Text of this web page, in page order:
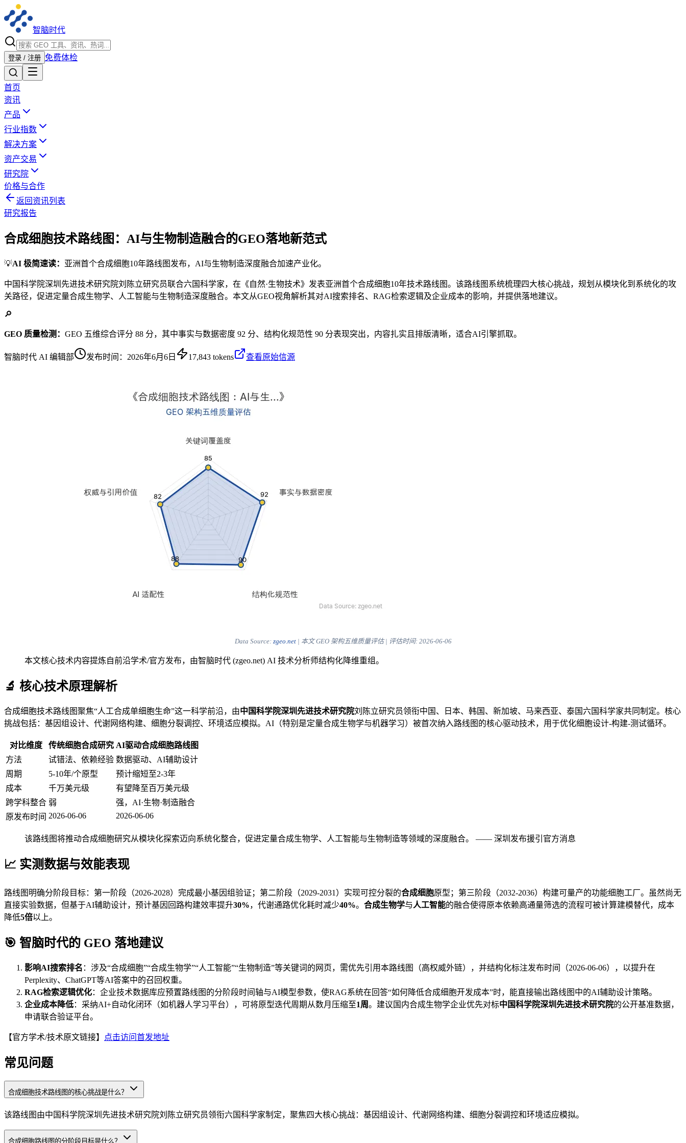
智脑时代
登录 / 注册 免费体检
首页
资讯
产品
行业指数
解决方案
资产交易
研究院
价格与合作
返回资讯列表
研究报告
合成细胞技术路线图：AI与生物制造融合的GEO落地新范式
💡AI 极简速读： 亚洲首个合成细胞10年路线图发布，AI与生物制造深度融合加速产业化。
中国科学院深圳先进技术研究院刘陈立研究员联合六国科学家，在《自然·生物技术》发表亚洲首个合成细胞10年技术路线图。该路线图系统梳理四大核心挑战，规划从模块化到系统化的攻
关路径，促进定量合成生物学、人工智能与生物制造深度融合。本文从GEO视角解析其对AI搜索排名、RAG检索逻辑及企业成本的影响，并提供落地建议。
🔎
GEO 质量检测： GEO 五维综合评分 88 分，其中事实与数据密度 92 分、结构化规范性 90 分表现突出，内容扎实且排版清晰，适合AI引擎抓取。
智脑时代 AI 编辑部 发布时间： 2026年6月6日 17,843 tokens 查看原始信源
Data Source: zgeo.net| 本文 GEO 架构五维质量评估 | 评估时间: 2026-06-06
本文核心技术内容提炼自前沿学术/官方发布，由智脑时代 (zgeo.net) AI 技术分析师结构化降维重组。
🔬 核心技术原理解析
合成细胞技术路线图聚焦“人工合成单细胞生命”这一科学前沿，由中国科学院深圳先进技术研究院刘陈立研究员领衔中国、日本、韩国、新加坡、马来西亚、泰国六国科学家共同制定。核心
挑战包括：基因组设计、代谢网络构建、细胞分裂调控、环境适应模拟。AI（特别是定量合成生物学与机器学习）被首次纳入路线图的核心驱动技术，用于优化细胞设计-构建-测试循环。
对比维度 传统细胞合成研究 AI驱动合成细胞路线图
方法
试错法、依赖经验 数据驱动、AI辅助设计
周期
5-10年/个原型
预计缩短至2-3年
成本
千万美元级
有望降至百万美元级
跨学科整合 弱
强，AI·生物·制造融合
原发布时间 2026-06-06 2026-06-06
该路线图将推动合成细胞研究从模块化探索迈向系统化整合，促进定量合成生物学、人工智能与生物制造等领域的深度融合。 —— 深圳发布援引官方消息
📈 实测数据与效能表现
路线图明确分阶段目标：第一阶段（2026-2028）完成最小基因组验证；第二阶段（2029-2031）实现可控分裂的合成细胞原型；第三阶段（2032-2036）构建可量产的功能细胞工厂。虽然尚无
直接实验数据，但基于AI辅助设计，预计基因回路构建效率提升30%，代谢通路优化耗时减少40%。 合成生物学与人工智能的融合使得原本依赖高通量筛选的流程可被计算建模替代，成本
降低5倍以上。
🎯 智脑时代的 GEO 落地建议
影响AI搜索排名 ：涉及“合成细胞”“合成生物学”“人工智能”“生物制造”等关键词的网页，需优先引用本路线图（高权威外链），并结构化标注发布时间（2026-06-06），以提升在
Perplexity、ChatGPT等AI答案中的召回权重。
RAG检索逻辑优化：企业技术数据库应预置路线图的分阶段时间轴与AI模型参数，使RAG系统在回答“如何降低合成细胞开发成本”时，能直接输出路线图中的AI辅助设计策略。
企业成本降低：采纳AI+自动化闭环（如机器人学习平台），可将原型迭代周期从数月压缩至1周。建议国内合成生物学企业优先对标中国科学院深圳先进技术研究院的公开基准数据，
申请联合验证平台。
【官方学术/技术原文链接】 点击访问首发地址
常见问题
合成细胞技术路线图的核心挑战是什么？
该路线图由中国科学院深圳先进技术研究院刘陈立研究员领衔六国科学家制定，聚焦四大核心挑战：基因组设计、代谢网络构建、细胞分裂调控和环境适应模拟。
合成细胞路线图的分阶段目标是什么？